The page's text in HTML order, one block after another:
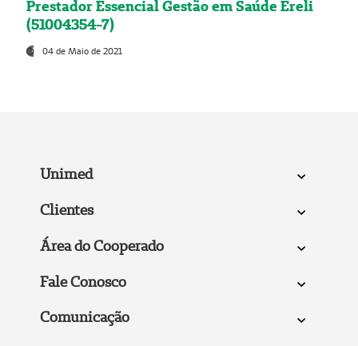
Prestador Essencial Gestão em Saúde Ereli
(51004354-7)
04 de Maio de 2021
Unimed
Clientes
Área do Cooperado
Fale Conosco
Comunicação